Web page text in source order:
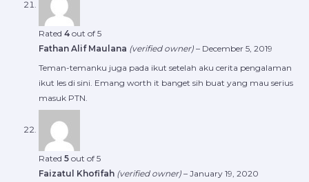
Rated 4 out of 5
Fathan Alif Maulana (verified owner) – December 5, 2019
Teman-temanku juga pada ikut setelah aku cerita pengalaman
ikut les di sini. Emang worth it banget sih buat yang mau serius
masuk PTN.
Rated 5 out of 5
Faizatul Khofifah (verified owner) – January 19, 2020